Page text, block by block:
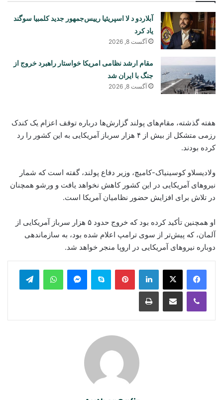
آبلاردو د لا اسپریئیا رییس‌جمهور جدید کلمبیا سوگند
یاد کرد
آگست 8, 2026
مقام ارشد نظامی امریکا خواستار راهبرد خروج از
جنگ با ایران شد
آگست 8, 2026
هفته گذشته، مقام‌های پولند گزارش‌ها درباره توقف اعزام یک کندک
رزمی متشکل از بیش از ۴ هزار سرباز آمریکایی به این کشور را رد
کرده بودند.
ولادیسلاو کوسینیاک-کامیچ، وزیر دفاع پولند، گفته است که شمار
نیروهای آمریکایی در این کشور کاهش نخواهد یافت و ورشو همچنان
در تلاش برای افزایش حضور نظامیان آمریکا است.
او همچنین تأکید کرده بود که خروج حدود ۵ هزار سرباز آمریکایی از
آلمان، که پیش‌تر از سوی ترامپ اعلام شده بود، به سازماندهی
دوباره نیروهای آمریکایی در اروپا منجر خواهد شد.
LinkedIn
Pinterest
Skype
Messenger
WhatsApp
Viber
Share via Email
Print